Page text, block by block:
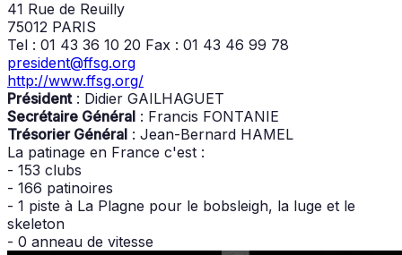
41 Rue de Reuilly
75012 PARIS
Tel : 01 43 36 10 20 Fax : 01 43 46 99 78
president@ffsg.org
http://www.ffsg.org/
Président: Didier GAILHAGUET
Secrétaire Général : Francis FONTANIE
Trésorier Général : Jean-Bernard HAMEL
La patinage en France c'est :
- 153 clubs
- 166 patinoires
- 1 piste à La Plagne pour le bobsleigh, la luge et le
skeleton
- 0 anneau de vitesse